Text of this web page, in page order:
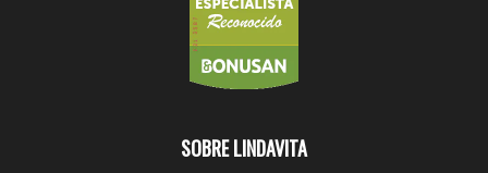
SOBRE LINDAVITA